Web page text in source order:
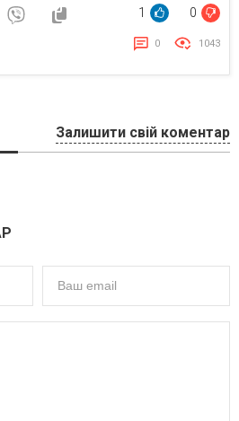
1 0
0 1043
Залишити свій коментар